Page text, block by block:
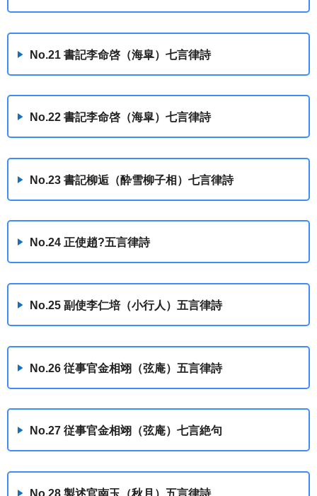
No.21 書記李命啓（海皐）七言律詩
No.22 書記李命啓（海皐）七言律詩
No.23 書記柳逅（酔雪柳子相）七言律詩
No.24 正使趙?五言律詩
No.25 副使李仁培（小行人）五言律詩
No.26 従事官金相翊（弦庵）五言律詩
No.27 従事官金相翊（弦庵）七言絶句
No.28 製述官南玉（秋月）五言律詩